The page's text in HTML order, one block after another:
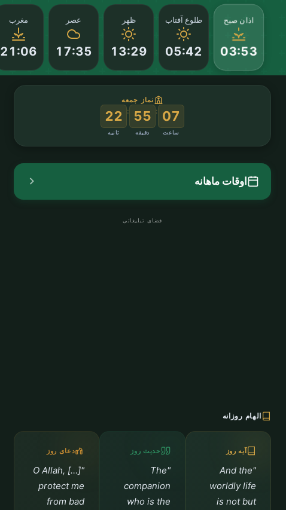
اذان صبح
03:53
طلوع آفتاب
05:42
ظهر
13:29
عصر
17:35
مغرب
21:06
نماز جمعه
07
ساعت
:
55
دقیقه
:
21
ثانیه
اوقات ماهانه
فضای تبلیغاتی
الهام روزانه
آیه روز
"And the
worldly life
is not but
حدیث روز
"The
companion
who is the
دعای روز
"O Allah, […]
protect me
from bad